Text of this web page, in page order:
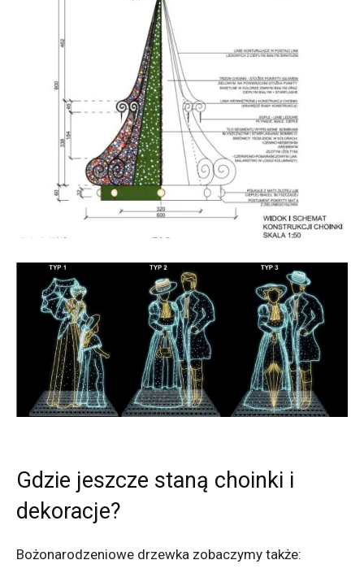
Gdzie jeszcze staną choinki i
dekoracje?
Bożonarodzeniowe drzewka zobaczymy także: